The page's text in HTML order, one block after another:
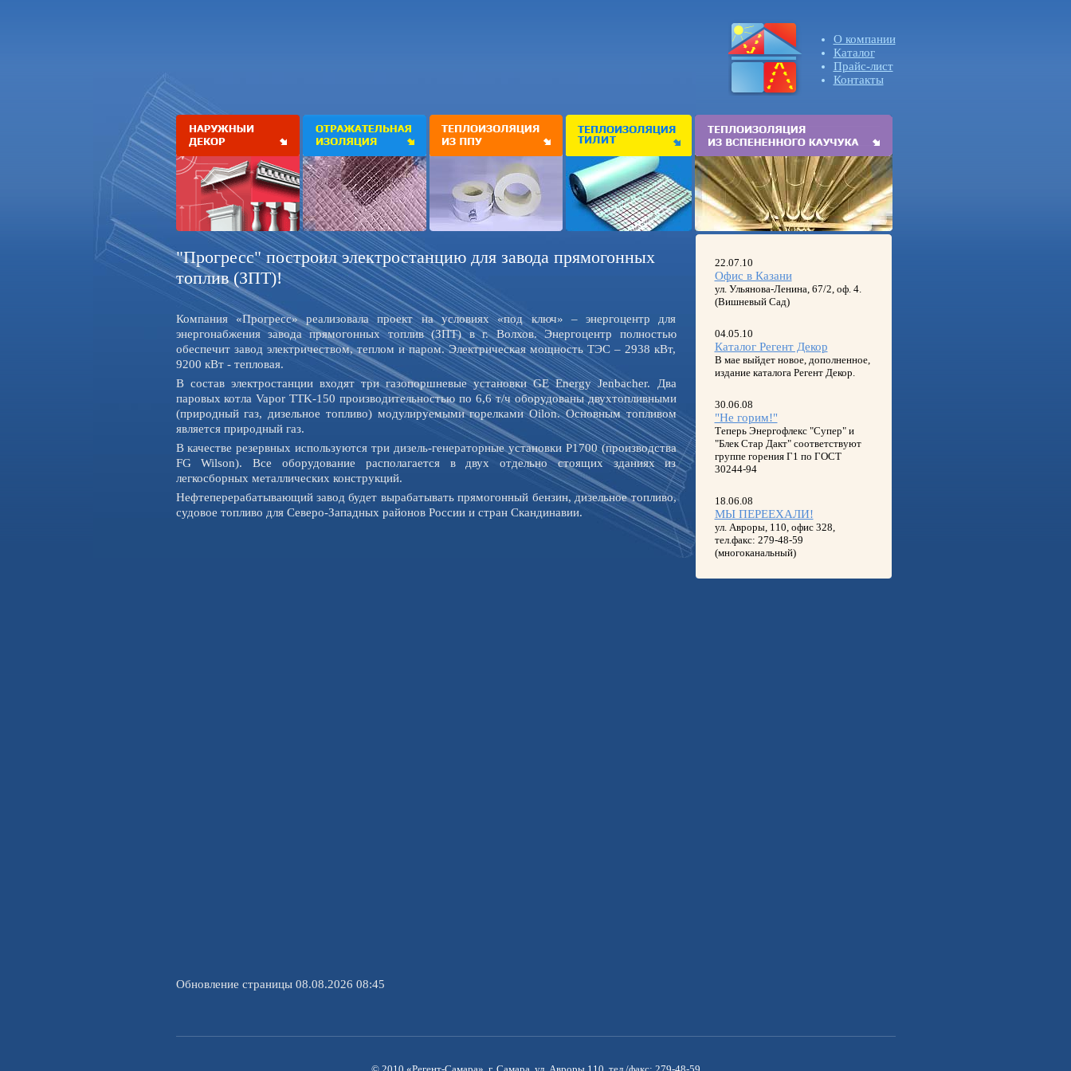
О компании
Каталог
Прайс-лист
Контакты
"Прогресс" построил электростанцию для завода прямогонных
топлив (ЗПТ)!
Компания «Прогресс» реализовала проект на условиях «под ключ» – энергоцентр для
энергонабжения завода прямогонных топлив (ЗПТ) в г. Волхов. Энергоцентр полностью
обеспечит завод электричеством, теплом и паром. Электрическая мощность ТЭС – 2938 кВт,
9200 кВт - тепловая.
В состав электростанции входят три газопоршневые установки GE Energy Jenbacher. Два
паровых котла Vapor TTK-150 производительностью по 6,6 т/ч оборудованы двухтопливными
(природный газ, дизельное топливо) модулируемыми горелками Oilon. Основным топливом
является природный газ.
В качестве резервных используются три дизель-генераторные установки P1700 (производства
FG Wilson). Все оборудование располагается в двух отдельно стоящих зданиях из
легкосборных металлических конструкций.
Нефтеперерабатывающий завод будет вырабатывать прямогонный бензин, дизельное топливо,
судовое топливо для Северо-Западных районов России и стран Скандинавии.
Обновление страницы 08.08.2026 08:45
22.07.10
Офис в Казани
ул. Ульянова-Ленина, 67/2, оф. 4.
(Вишневый Сад)
04.05.10
Каталог Регент Декор
В мае выйдет новое, дополненное,
издание каталога Регент Декор.
30.06.08
"Не горим!"
Теперь Энергофлекс "Супер" и
"Блек Стар Дакт" соответствуют
группе горения Г1 по ГОСТ
30244-94
18.06.08
МЫ ПЕРЕЕХАЛИ!
ул. Авроры, 110, офис 328,
тел.факс: 279-48-59
(многоканальный)